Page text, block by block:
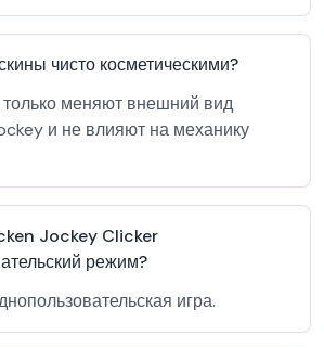
чисто косметическими?
меняют внешний вид
и не влияют на механику
Jockey Clicker
режим?
игра.